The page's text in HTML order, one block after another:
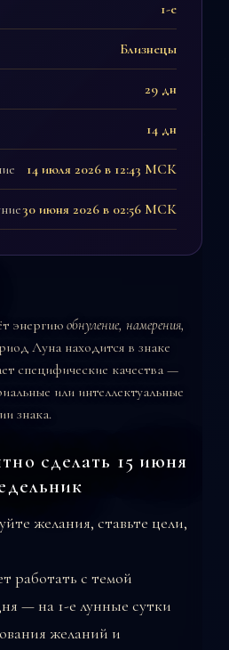
1-е
Близнецы
29 дн
14 дн
14 июля 2026 в 12:43 МСК
30 июня 2026 в 02:56 МСК
энергию обнуление, намерения,
Луна находится в знаке
специфические качества —
или интеллектуальные
знака.
сделать 15 июня
желания, ставьте цели,
работать с темой
— на 1-е лунные сутки
желаний и